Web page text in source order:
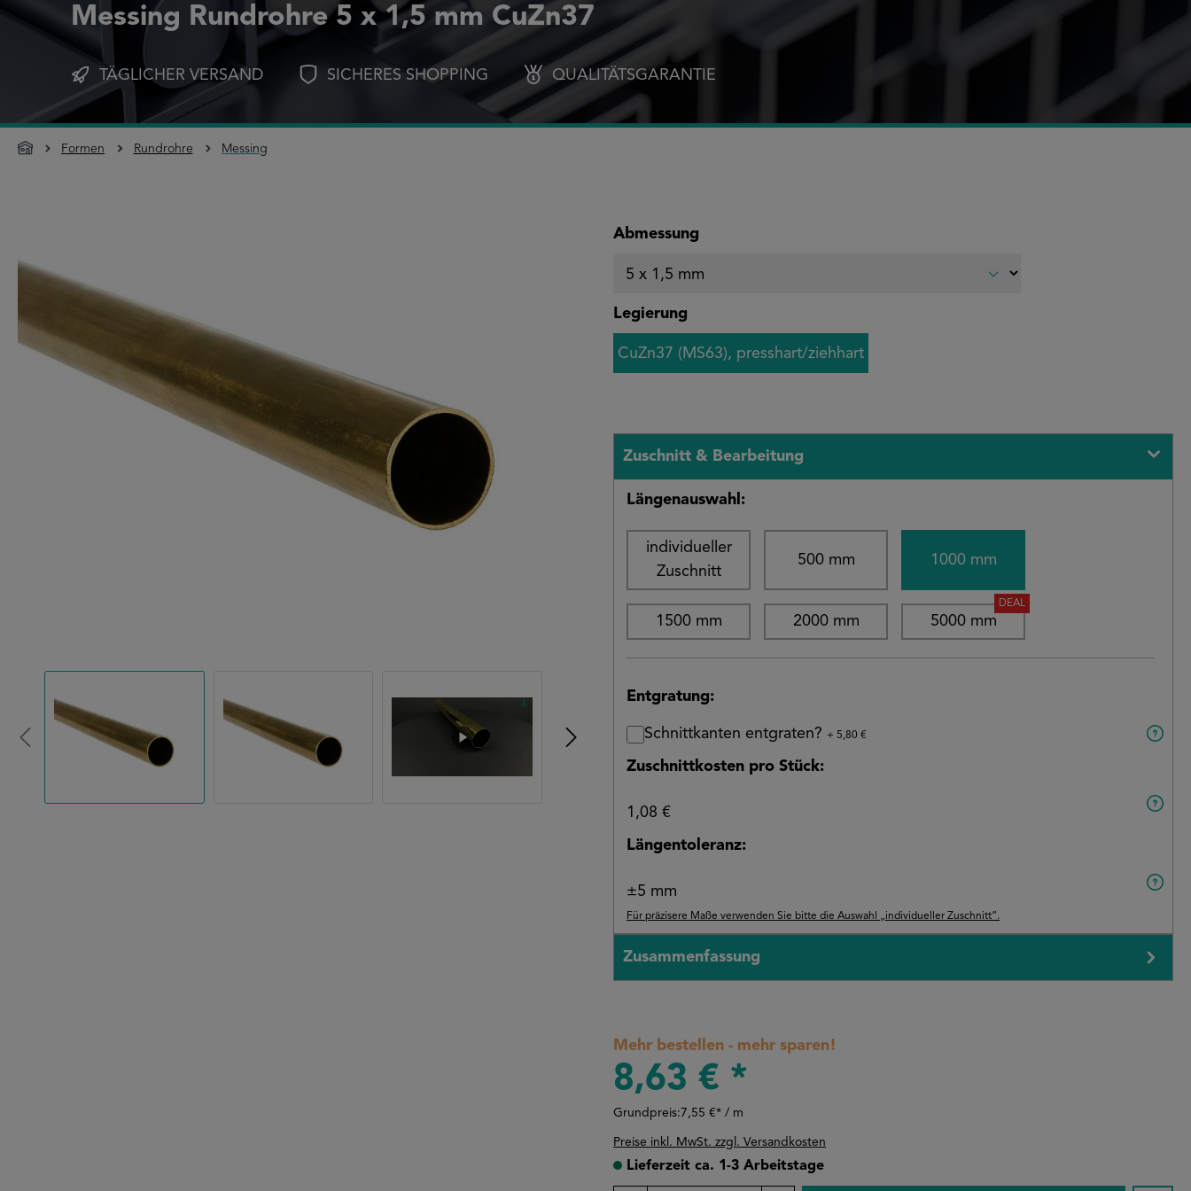
Messing Rundrohre 5 x 1,5 mm CuZn37
TÄGLICHER VERSAND SICHERES SHOPPING QUALITÄTSGARANTIE
Formen Rundrohre Messing
Abmessung
Legierung
CuZn37 (MS63), presshart/ziehhart
Zuschnitt & Bearbeitung
Längenauswahl:
individueller
Zuschnitt
500 mm 1000 mm
1500 mm 2000 mm 5000 mm
DEAL
Entgratung:
Schnittkanten entgraten? + 5,80 €
Zuschnittkosten pro Stück:
1,08 €
Längentoleranz:
±5 mm
Für präzisere Maße verwenden Sie bitte die Auswahl „individueller Zuschnitt“.
Zusammenfassung
Mehr bestellen - mehr sparen!
8,63 € *
Grundpreis:7,55 €* / m
Preise inkl. MwSt. zzgl. Versandkosten
Lieferzeit ca. 1-3 Arbeitstage